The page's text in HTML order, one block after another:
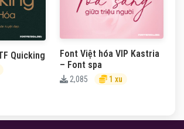
Quicking
Font Việt hóa VIP Kastria
– Font spa
2,085 1 xu